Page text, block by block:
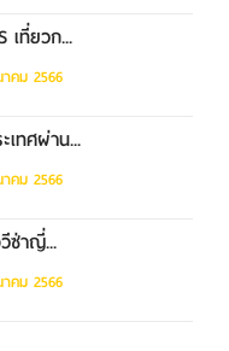
เที่ยวก...
คม 2566
เทศผ่าน...
คม 2566
ซ่าญี่...
คม 2566